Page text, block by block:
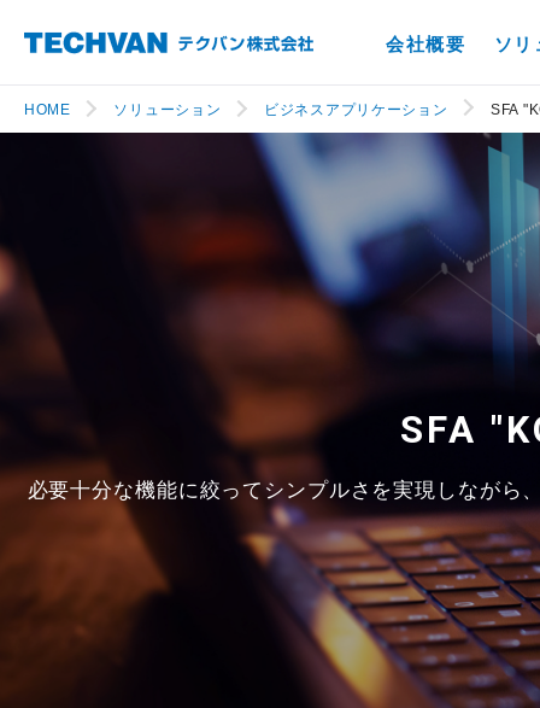
会社概要 ソリ
HOME ソリューション ビジネスアプリケーション SFA
SFA
必要十分な機能に絞ってシンプルさを実現しなが